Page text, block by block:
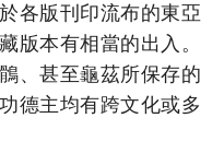
各版刊印流布的東亞
版本有相當的出入。
、甚至龜茲所保存的
德主均有跨文化或多